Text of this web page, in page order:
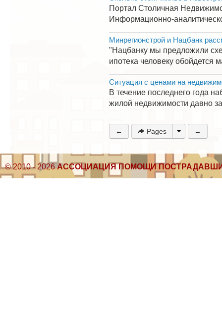
Портал Столичная
Информационно-
Минрегионстрой и Нацбанк
"Нацбанку мы предложили
ипотека человеку обойдется
Ситуация с ценами на
В течение последнего года
жилой недвижимости давно
← Pages →
© 2010 - 2026АССОЦИАЦИЯ ПОМОЩИ